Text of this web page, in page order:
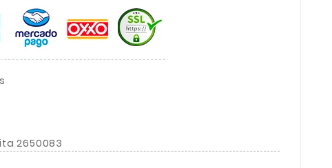
2650083